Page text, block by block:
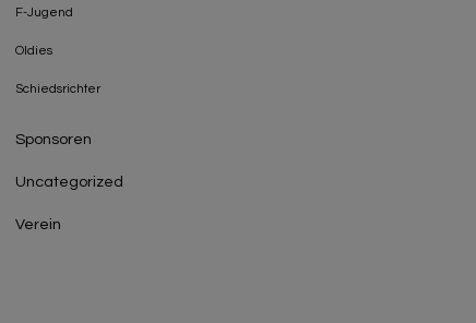
F-Jugend
Oldies
Schiedsrichter
Sponsoren
Uncategorized
Verein